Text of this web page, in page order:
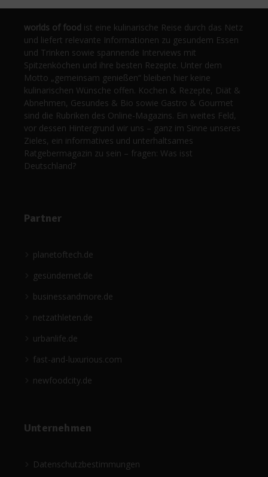
worlds of food ist eine kulinarische Reise durch das Netz
und liefert relevante Informationen zu gesundem Essen
und Trinken sowie spannende Interviews mit
Spitzenköchen und ihre besten Rezepte. Unter dem
Motto „gemeinsam genießen“ bleiben hier keine
kulinarischen Wünsche offen. Kochen & Rezepte, Diät &
Abnehmen, Gesundes & Bio sowie Gastro & Gourmet
sind die Rubriken des Online-Magazins. Ein weites Feld,
vor dessen Hintergrund wir uns – ganz im Sinne unseres
Zieles, ein informatives und unterhaltsames
Ratgebermagazin zu sein – fragen: Was isst
Deutschland?
Partner
planetoftech.de
gesündernet.de
businessandmore.de
netzathleten.de
urbanlife.de
fast-and-luxurious.com
newfoodcity.de
Unternehmen
Datenschutzbestimmungen